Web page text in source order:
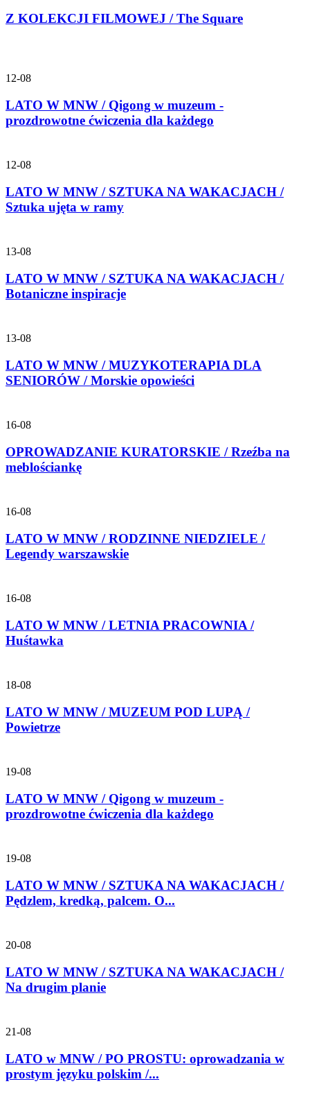
Z KOLEKCJI FILMOWEJ / The Square
12-08
LATO W MNW / Qigong w muzeum -
prozdrowotne ćwiczenia dla każdego
12-08
LATO W MNW / SZTUKA NA WAKACJACH /
Sztuka ujęta w ramy
13-08
LATO W MNW / SZTUKA NA WAKACJACH /
Botaniczne inspiracje
13-08
LATO W MNW / MUZYKOTERAPIA DLA
SENIORÓW / Morskie opowieści
16-08
OPROWADZANIE KURATORSKIE / Rzeźba na
meblościankę
16-08
LATO W MNW / RODZINNE NIEDZIELE /
Legendy warszawskie
16-08
LATO W MNW / LETNIA PRACOWNIA /
Huśtawka
18-08
LATO W MNW / MUZEUM POD LUPĄ /
Powietrze
19-08
LATO W MNW / Qigong w muzeum -
prozdrowotne ćwiczenia dla każdego
19-08
LATO W MNW / SZTUKA NA WAKACJACH /
Pędzlem, kredką, palcem. O...
20-08
LATO W MNW / SZTUKA NA WAKACJACH /
Na drugim planie
21-08
LATO w MNW / PO PROSTU: oprowadzania w
prostym języku polskim /...